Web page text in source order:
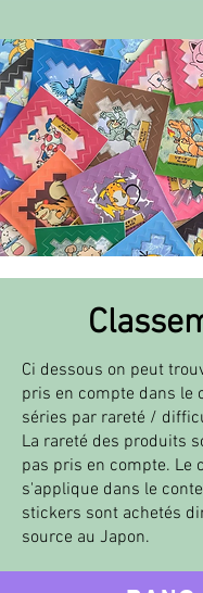
Ci dessous on peut
pris en compte dans le
séries par rareté /
La rareté des produits
pas pris en compte. Le
s'applique dans le
stickers sont achetés
source au Japon.